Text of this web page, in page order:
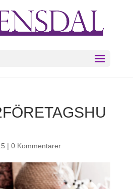
| 0 Kommentarer